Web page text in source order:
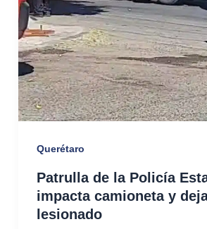
Querétaro
Patrulla de la Policía
impacta camioneta y
lesionado